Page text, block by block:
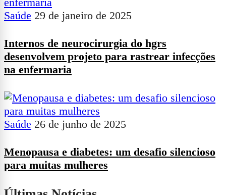
Saúde 29 de janeiro de 2025
Internos de neurocirurgia do hgrs
desenvolvem projeto para rastrear infecções
na enfermaria
Saúde 26 de junho de 2025
Menopausa e diabetes: um desafio silencioso
para muitas mulheres